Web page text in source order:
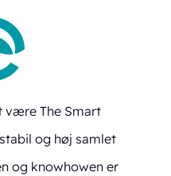
være The Smart
og høj samlet
og knowhowen er